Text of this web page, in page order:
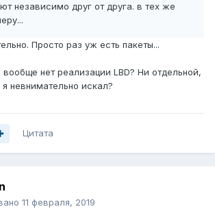
независимо друг от друга. в тех же
Просто раз уж есть пакеты...
нет реализации LBD? Ни отдельной,
невнимательно искал?
Цитата
11 февраля, 2019